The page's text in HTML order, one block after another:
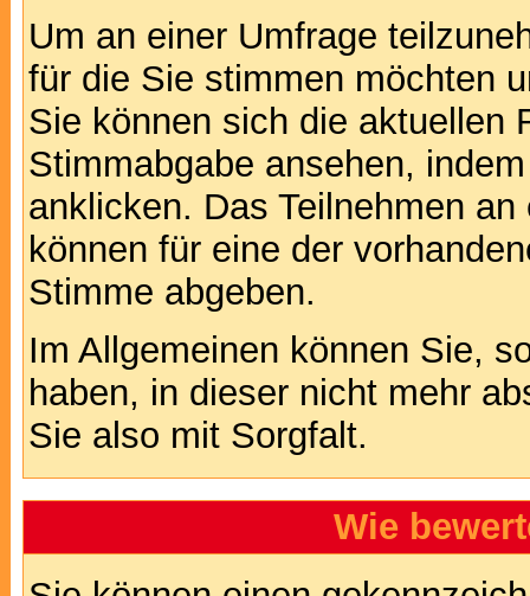
Um an einer Umfrage
für die Sie stimmen möchten
Sie können sich die aktuellen
Stimmabgabe ansehen,
anklicken. Das Teilnehmen
können für eine der
Stimme abgeben.
Im Allgemeinen können Sie,
haben, in dieser nicht mehr
Sie also mit Sorgfalt.
Wie